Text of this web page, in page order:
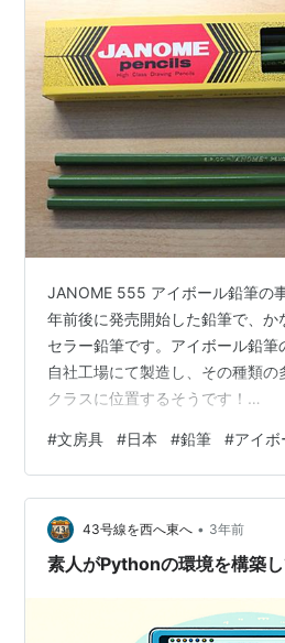
JANOME 555 アイボール鉛筆の
年前後に発売開始した鉛筆で、
セラー鉛筆です。アイボール鉛
自社工場にて製造し、その種類
クラスに位置するそうです！
一目瞭然です。ファンシー系の鉛
幅広く揃っています。凄い...！（
キリン鉛筆を思い出してしまい
SMOKING PENCILたばこ鉛筆」
ます！ そんな、アイボール鉛筆が
#文房具 #日本 #鉛筆 #アイ
43号線を西へ東へ • 3年前
素人がPythonの環境を構築